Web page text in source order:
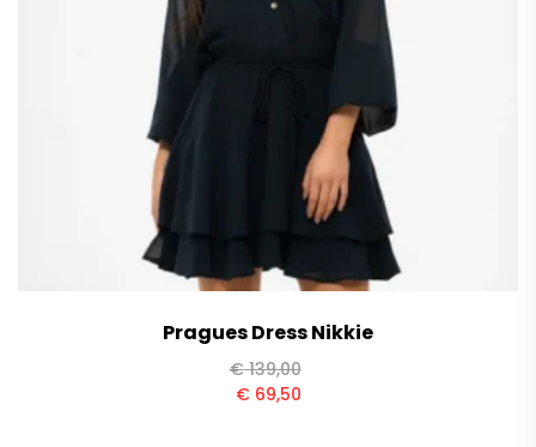
Pragues Dress Nikkie
€139,00
€69,50